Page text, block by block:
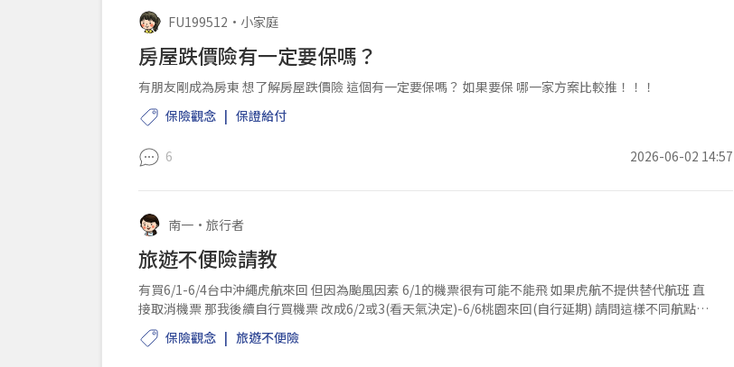
FU199512 • 小家庭
房屋跌價險有一定要保嗎？
有朋友剛成為房東 想了解房屋跌價險 這個有一定要保嗎？ 如果要保 哪一家方案比較推！！！
保險觀念
保證給付
6 2026-06-02 14:57
南一 • 旅行者
旅遊不便險請教
有買6/1-6/4台中沖繩虎航來回 但因為颱風因素 6/1的機票很有可能不能飛 如果虎航不提供替代航班 直
接取消機票 那我後續自行買機票 改成6/2或3(看天氣決定)-6/6桃園來回(自行延期) 請問這樣不同航點飛
出 但目的地是...
保險觀念 旅遊不便險